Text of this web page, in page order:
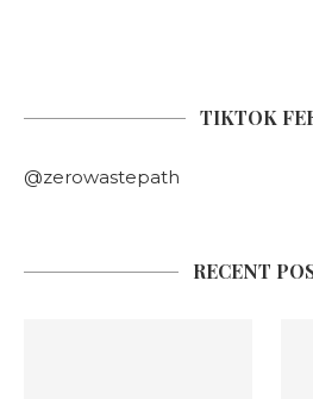
TIKTOK
@zerowastepath
RECENT